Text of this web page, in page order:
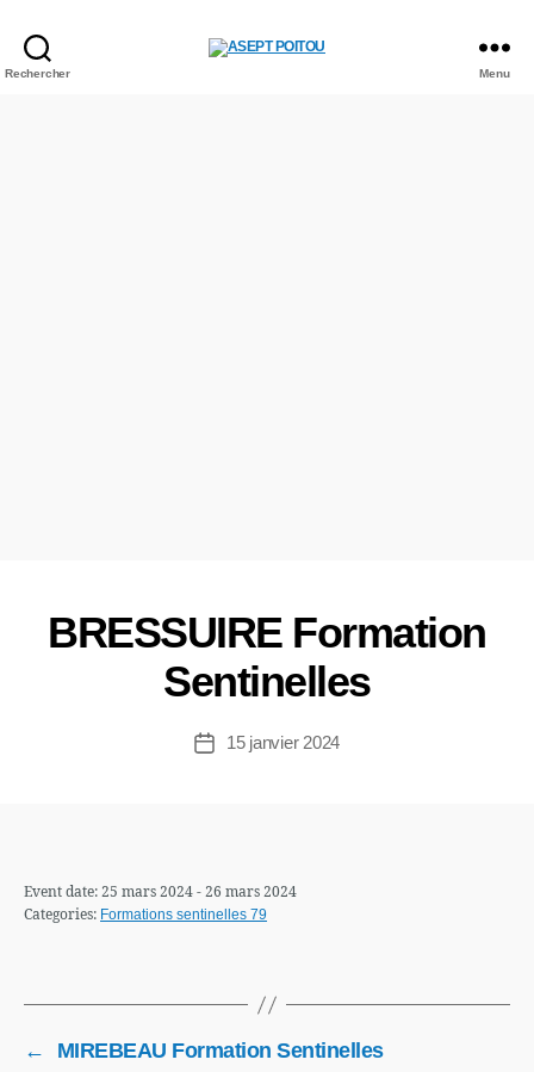
Rechercher Menu
BRESSUIRE Formation
Sentinelles
Date15 janvier 2024
Event date: 25 mars 2024 - 26 mars 2024
Categories: Formations sentinelles 79
←
MIREBEAU Formation Sentinelles